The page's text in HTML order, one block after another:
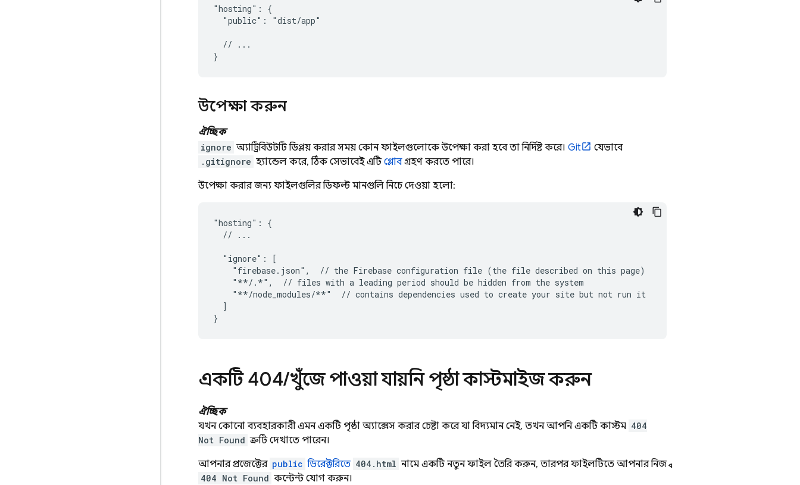
"hosting": {
  "public": "dist/app"
  // ...
উপেক্ষা করুন
ঐচ্ছিক
ignore অ্যাট্রিবিউটটি ডিপ্লয় করার সময় কোন ফাইলগুলোকে উপেক্ষা করা হবে তা নির্দিষ্ট করে। Git যেভাবে
.gitignore হ্যান্ডেল করে, ঠিক সেভাবেই এটিগ্লোবগ্রহণ করতে পারে।
উপেক্ষা করার জন্য ফাইলগুলির ডিফল্ট মানগুলি নিচে দেওয়া হলো:
"hosting": {
  // ...
  "ignore": [
    "firebase.json",  // the Firebase configuration file (the file described on this page)
    "**/.*",  // files with a leading period should be hidden from the system
    "**/node_modules/**"  // contains dependencies used to create your site but not run it
  ]
একটি 404/খুঁজে পাওয়া যায়নি পৃষ্ঠা কাস্টমাইজ করুন
ঐচ্ছিক
যখন কোনো ব্যবহারকারী এমন একটি পৃষ্ঠা অ্যাক্সেস করার চেষ্টা করে যা বিদ্যমান নেই, তখন আপনি একটি কাস্টম 404
Not Found ত্রুটি দেখাতে পারেন।
আপনার প্রজেক্টের public ডিরেক্টরিতে 404.html নামে একটি নতুন ফাইল তৈরি করুন, তারপর ফাইলটিতে আপনার নিজস্ব
404 Not Found কন্টেন্ট যোগ করুন।